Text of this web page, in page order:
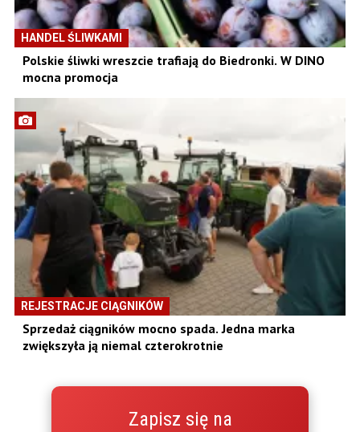
HANDEL ŚLIWKAMI
Polskie śliwki wreszcie trafiają do Biedronki. W DINO
mocna promocja
REJESTRACJE CIĄGNIKÓW
Sprzedaż ciągników mocno spada. Jedna marka
zwiększyła ją niemal czterokrotnie
Zapisz się na